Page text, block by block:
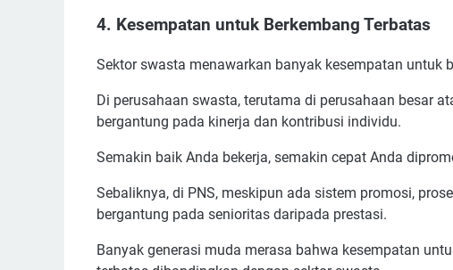
4. Kesempatan untuk Berkembang Terbatas
Sektor swasta menawarkan banyak kesempatan untuk
Di perusahaan swasta, terutama di perusahaan besar
bergantung pada kinerja dan kontribusi individu.
Semakin baik Anda bekerja, semakin cepat Anda
Sebaliknya, di PNS, meskipun ada sistem promosi,
bergantung pada senioritas daripada prestasi.
Banyak generasi muda merasa bahwa kesempatan